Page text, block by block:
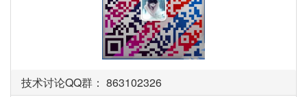
技术讨论QQ群： 863102326